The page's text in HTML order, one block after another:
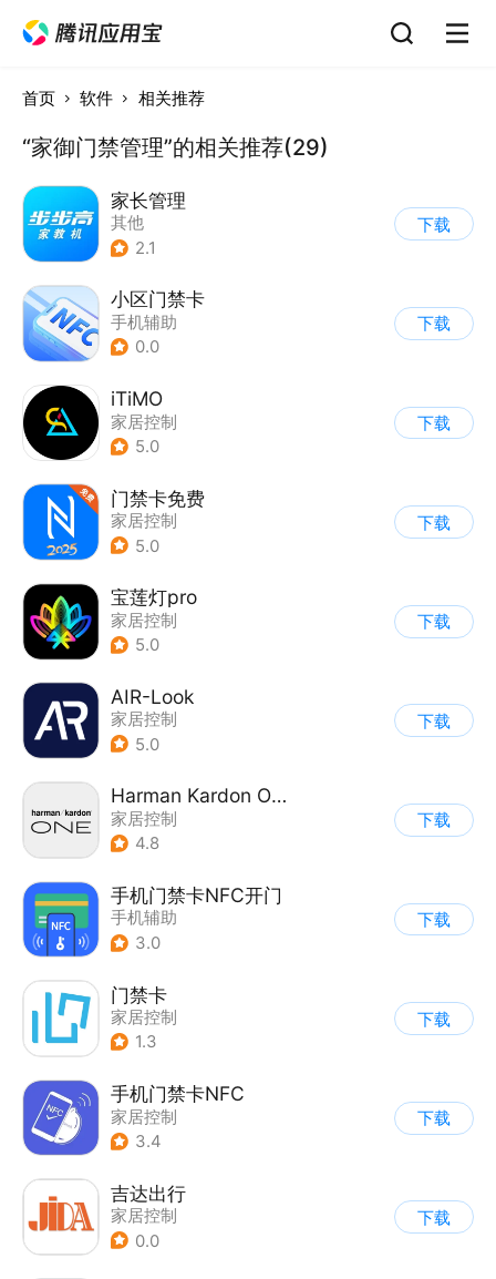
首页 软件 相关推荐
“家御门禁管理”的相关推荐(29)
家长管理
其他
2.1
下载
小区门禁卡
手机辅助
0.0
下载
iTiMO
家居控制
5.0
下载
门禁卡免费
家居控制
5.0
下载
宝莲灯pro
家居控制
5.0
下载
AIR-Look
家居控制
5.0
下载
Harman Kardon One
家居控制
4.8
下载
手机门禁卡NFC开门
手机辅助
3.0
下载
门禁卡
家居控制
1.3
下载
手机门禁卡NFC
家居控制
3.4
下载
吉达出行
家居控制
0.0
下载